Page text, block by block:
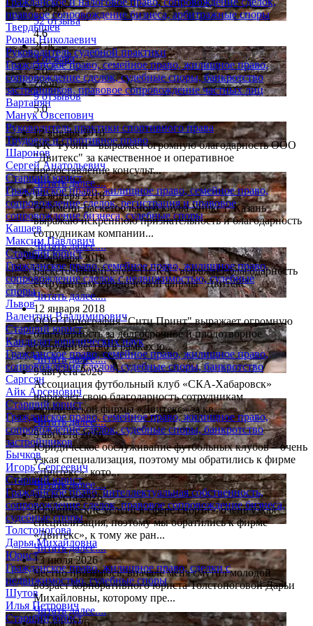
правовое сопровождение бизнеса, арбитражные споры
Твердышев
Роман Николаевич
Руководитель судебной практики
Гражданское право, семейное право, жилищное право,
сопровождение сделок, судебные споры, банкротство
застройщиков, правовое сопровождение частных лиц
Вартанян
Манук Овсепович
Руководитель практики спортивного права
Трудовое и спортивное право
Шаронов
Сергей Анатольевич
Старший юрист
Гражданское право, жилищное право, семейное право,
сопровождение сделок, регистрация и правовое
сопровождение бизнеса, судебные споры
Кашаев
Максим Павлович
Старший юрист
Гражданское право, семейное право, жилищное право,
сопровождение сделок с недвижимостью, судебные
споры
Львов
Валентин Владимирович
Старший юрист
Кандидат юридических наук
Гражданское право, семейное право, жилищное право,
сопровождение сделок, судебные споры, банкротство
Саргсян
Айк Арсенович
Старший юрист
Гражданское право, семейное право, жилищное право,
сопровождение сделок, судебные споры, банкротство
застройщиков
Бычков
Игорь Сергеевич
Старший юрист
Гражданское право, интеллектуальная собственность,
сопровождение сделок, правовое сопровождение бизнеса,
судебные споры
Толстоногова
Дарья Михайловна
Юрист
Гражданское право, жилищное право, сделки с
недвижимостью, судебные споры
Шутов
Илья Петрович
Старший юрист
Google
52 отзыва
4.6
2Gis
3 отзыва
5.0
Zoon
9 отзывов
5.0
12 января 2018
ФК "Рубин" выражает огромную благодарность ООО
"Двитекс" за качественное и оперативное
предоставление консульт...
Читать далее....
12 января 2018
От имени Баскетбольного клуба Уникс г. Казань
выражаю искреннюю признательность и благодарность
сотрудникам компании...
Читать далее....
12 января 2018
Баскетбольный клуб "ЦСКА" выражает благодарность
сотрудникам юридической фирмы "Двитекс"
Читать далее....
12 января 2018
ООО Типография "Сити Принт" выражает огромную
благодарность за долгосрочное и плодотворное
сотрудничество в рамках ю...
Читать далее....
9 августа 2026
Ассоциация футбольный клуб «СКА-Хабаровск»
выражает свою благодарность сотрудникам
юридической фирмы «Двитекс» за кв...
Читать далее....
9 августа 2026
Юридическое обслуживание футбольных клубов – очень
узкая специализация, поэтому мы обратились к фирме
«Двитекс», кото...
Читать далее....
9 августа 2026
Юридические услуги в сфере спорта – очень узкая
специализация, поэтому мы обратились к фирме
«Двитекс», к тому же ран...
Читать далее....
13 июля 2026
Честно признаюсь, вначале меня смутил молодой
возраст корпоративного юриста Толстоноговой Дарьи
Михайловны, которому пре...
Читать далее....
19 мая 2026